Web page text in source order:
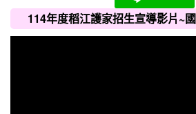
114年度稻江護家招生宣導影片~